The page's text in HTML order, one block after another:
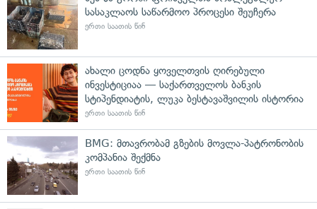
სასაკლაოს საწარმოო პროცესი შეუჩერა
ერთი საათის წინ
ახალი ცოდნა ყოველთვის ღირებული
ინვესტიციაა — საქართველოს ბანკის
სტიპენდიატის, ლუკა ბესტავაშვილის ისტორია
ერთი საათის წინ
BMG: მთავრობამ გზების მოვლა-პატრონობის
კომპანია შექმნა
ერთი საათის წინ